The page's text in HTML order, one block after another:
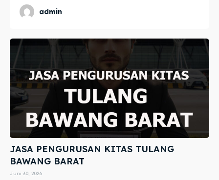
admin
JASA PENGURUSAN KITAS TULANG
BAWANG BARAT
Juni 30, 2026